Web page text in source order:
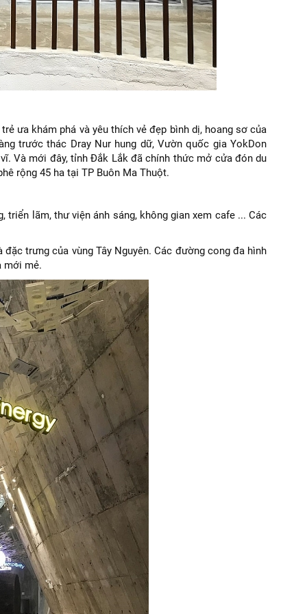
ưa khám phá và yêu thích vẻ đẹp bình dị, hoang sơ của
trước thác Dray Nur hung dữ, Vườn quốc gia YokDon
Và mới đây, tỉnh Đắk Lắk đã chính thức mở cửa đón du
rộng 45 ha tại TP Buôn Ma Thuột.
lãm, thư viện ánh sáng, không gian xem cafe ... Các
trưng của vùng Tây Nguyên. Các đường cong đa hình
mới mẻ.